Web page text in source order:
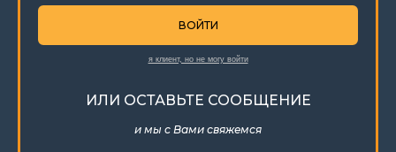
ВОЙТИ
я клиент, но не могу войти
ИЛИ ОСТАВЬТЕ СООБЩЕНИЕ
и мы с Вами свяжемся